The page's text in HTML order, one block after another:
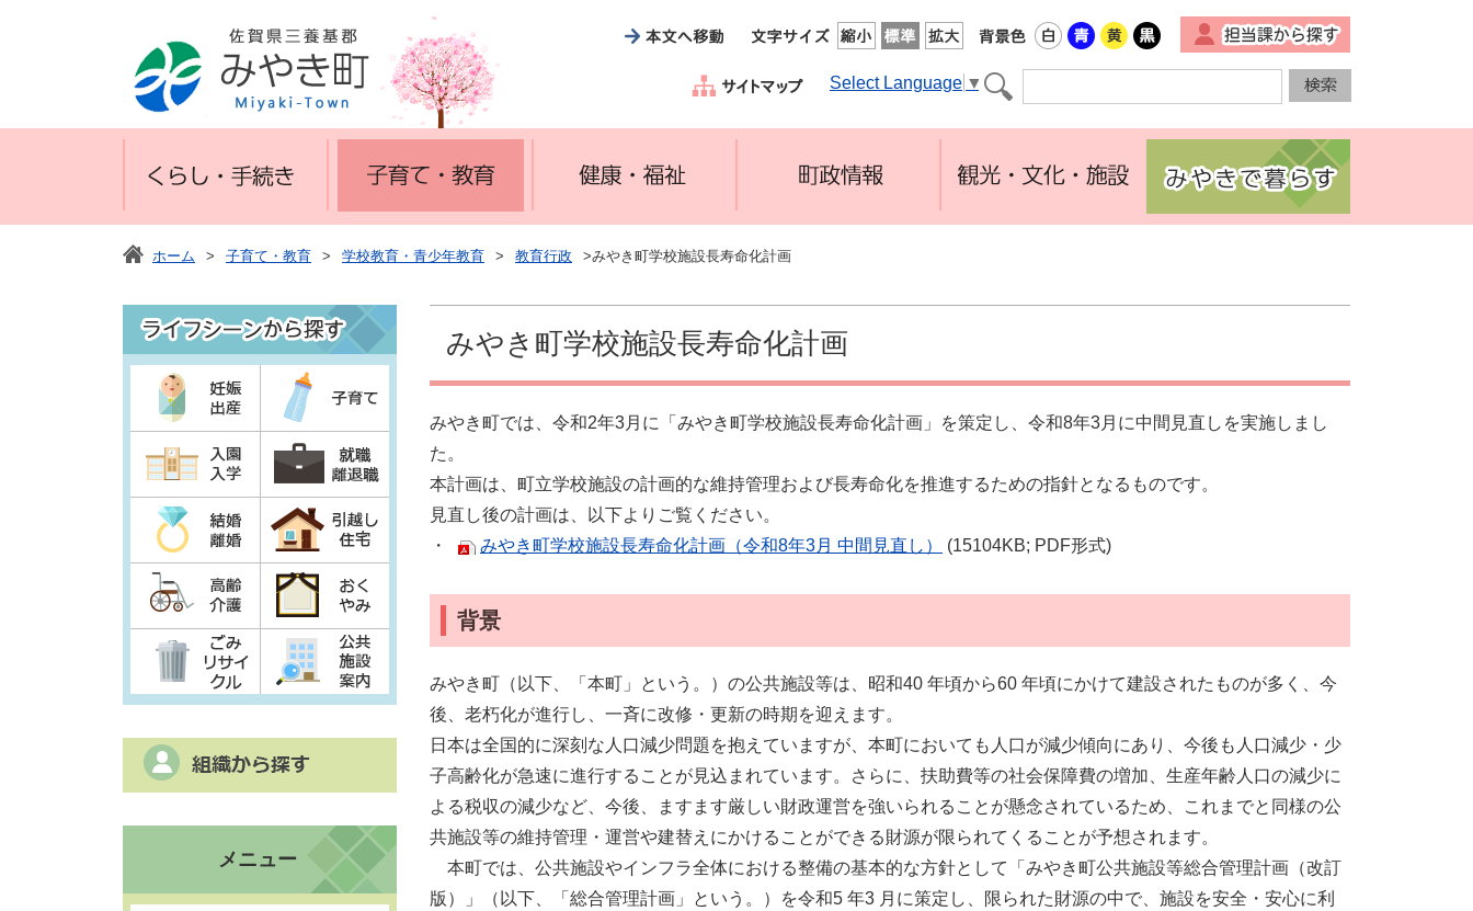
Select Language ▼
ホーム > 子育て・教育 > 学校教育・青少年教育 > 教育行政 >みやき町学校施設長寿命化計画
メニュー
みやき町学校施設長寿命化計画
みやき町では、令和2年3月に「みやき町学校施設長寿命化計画」を策定し、令和8年3月に中間見直しを実施しまし
た。
本計画は、町立学校施設の計画的な維持管理および長寿命化を推進するための指針となるものです。
見直し後の計画は、以下よりご覧ください。
・
みやき町学校施設長寿命化計画（令和8年3月 中間見直し） (15104KB; PDF形式)
背景
みやき町（以下、「本町」という。）の公共施設等は、昭和40 年頃から60 年頃にかけて建設されたものが多く、今
後、老朽化が進行し、一斉に改修・更新の時期を迎えます。
日本は全国的に深刻な人口減少問題を抱えていますが、本町においても人口が減少傾向にあり、今後も人口減少・少
子高齢化が急速に進行することが見込まれています。さらに、扶助費等の社会保障費の増加、生産年齢人口の減少に
よる税収の減少など、今後、ますます厳しい財政運営を強いられることが懸念されているため、これまでと同様の公
共施設等の維持管理・運営や建替えにかけることができる財源が限られてくることが予想されます。
本町では、公共施設やインフラ全体における整備の基本的な方針として「みやき町公共施設等総合管理計画（改訂
版）」（以下、「総合管理計画」という。）を令和5 年3 月に策定し、限られた財源の中で、施設を安全・安心に利